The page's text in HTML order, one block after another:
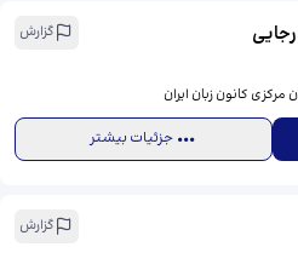
گزارش
مرکزی کانون زبان ایران
جزئیات بیشتر
گزارش